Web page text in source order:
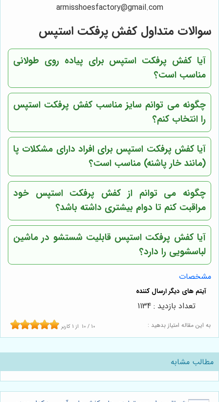
armisshoesfactory@gmail.com
سوالات متداول کفش پرفکت استپس
آیا کفش پرفکت استپس برای پیاده روی طولانی
مناسب است؟
چگونه می توانم سایز مناسب کفش پرفکت استپس
را انتخاب کنم؟
آیا کفش پرفکت استپس برای افراد دارای مشکلات پا
(مانند خار پاشنه) مناسب است؟
چگونه می توانم از کفش پرفکت استپس خود
مراقبت کنم تا دوام بیشتری داشته باشد؟
آیا کفش پرفکت استپس قابلیت شستشو در ماشین
لباسشویی را دارد؟
مشخصات
به این مقاله امتیاز بدهید : 10 / 10 از 1 کاربر
تعداد بازدید : 1134
مطالب مشابه